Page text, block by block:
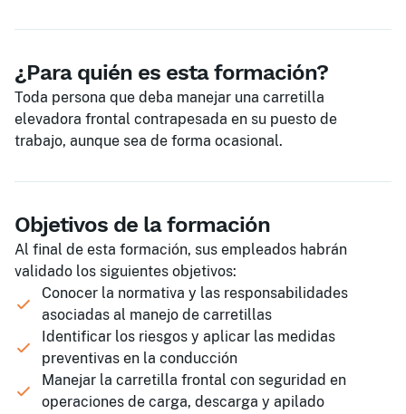
¿Para quién es esta formación?
Toda persona que deba manejar una carretilla
elevadora frontal contrapesada en su puesto de
trabajo, aunque sea de forma ocasional.
Objetivos de la formación
Al final de esta formación, sus empleados habrán
validado los siguientes objetivos:
Conocer la normativa y las responsabilidades
asociadas al manejo de carretillas
Identificar los riesgos y aplicar las medidas
preventivas en la conducción
Manejar la carretilla frontal con seguridad en
operaciones de carga, descarga y apilado